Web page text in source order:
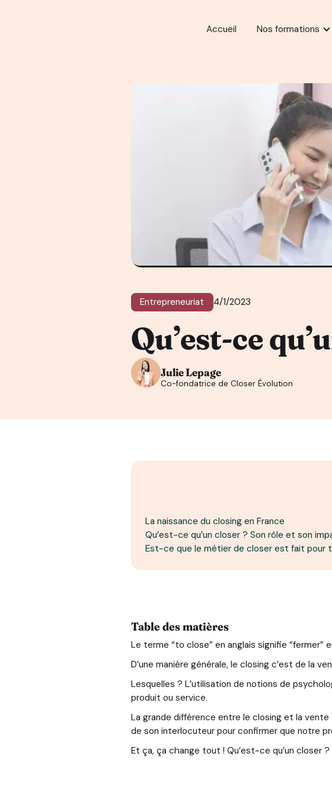
Accueil Nos formations
Entrepreneuriat 4/1/2023
Qu’est-ce
Julie Lepage
Co-fondatrice de Closer Évolution
La naissance du closing en France
Qu’est-ce qu’un closer ? Son rôle et son
Est-ce que le métier de closer est fait pour
Table des matières
Le terme “to close” en anglais signifie “fermer”
D’une manière générale, le closing c’est de la
Lesquelles ? L’utilisation de notions de
produit ou service.
La grande différence entre le closing et la
de son interlocuteur pour confirmer que notre
Et ça, ça change tout ! Qu’est-ce qu’un closer